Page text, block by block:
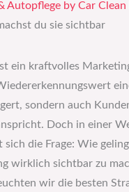
Autopflege by Car Clean
du sie sichtbar
ein kraftvolles
sondern auch
Doch in einer
sich die Frage: Wie
wirklich sichtbar zu
wir die besten